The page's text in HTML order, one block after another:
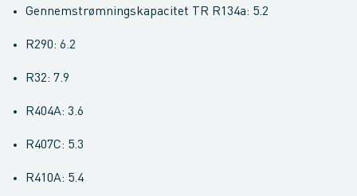
Gennemstrømningskapacitet TR R134a: 5.2
R290: 6.2
R32: 7.9
R404A: 3.6
R407C: 5.3
R410A: 5.4